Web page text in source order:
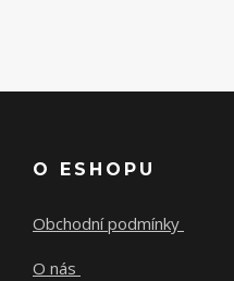
O ESHOPU
Obchodní podmínky
O nás